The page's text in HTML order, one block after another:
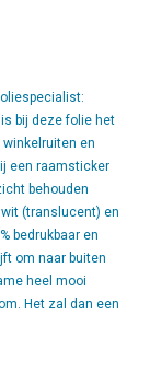
bij deze folie het
winkelruiten en
een raamsticker
behouden
(translucent) en
bedrukbaar en
om naar buiten
heel mooi
Het zal dan een